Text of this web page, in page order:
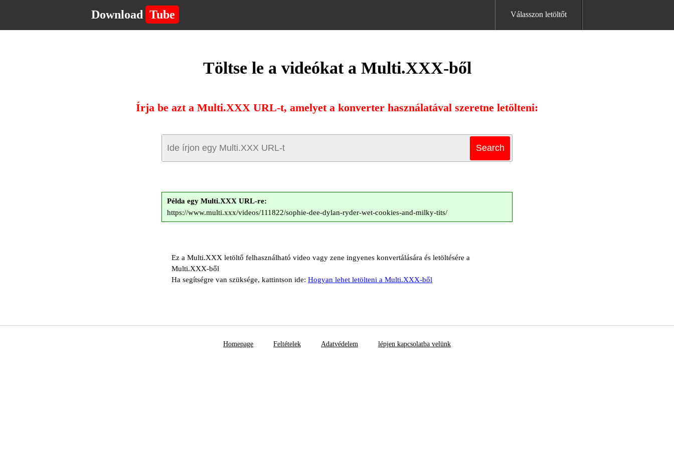
Download Tube Válasszon letöltőt
Töltse le a videókat a Multi.XXX-ből
Írja be azt a Multi.XXX URL-t, amelyet a konverter használatával szeretne letölteni:
Példa egy Multi.XXX URL-re:
https://www.multi.xxx/videos/111822/sophie-dee-dylan-ryder-wet-cookies-and-milky-tits/
Ez a Multi.XXX letöltő felhasználható video vagy zene ingyenes konvertálására és letöltésére a
Multi.XXX-ből
Ha segítségre van szüksége, kattintson ide: Hogyan lehet letölteni a Multi.XXX-ből
Homepage Feltételek Adatvédelem lépjen kapcsolatba velünk